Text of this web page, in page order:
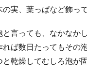
の実、葉っぱなど飾っ
と言っても、なかなか
れば数日たってもその
と乾燥してむしろ泡が